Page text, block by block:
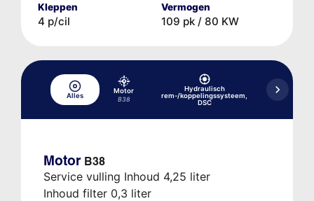
Kleppen
4 p/cil
Vermogen
109 pk / 80 KW
Alles
Motor
B38
Hydraulisch
rem-/koppelingssysteem,
DSC
Koelsysteem
Motor B38
Service vulling Inhoud 4,25 liter
Inhoud filter 0,3 liter